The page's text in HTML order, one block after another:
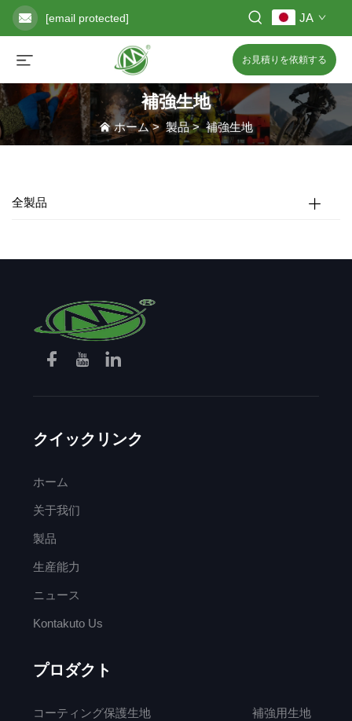
[email protected] JA
お見積りを依頼する
補強生地
ホーム> 製品>補強生地
全製品
クイックリンク
ホーム
关于我们
製品
生産能力
ニュース
Kontakuto Us
プロダクト
コーティング保護生地 補強用生地